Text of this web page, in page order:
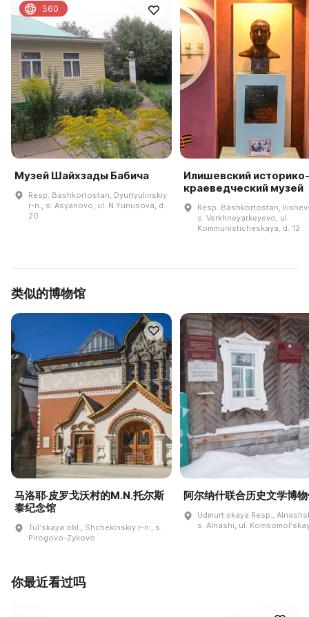
Музей Шайхзады Бабича
Resp. Bashkortostan, Dyurtyulinskiy
r-n., s. Asyanovo, ul. N.Yunusova, d.
20
360
Илишевский историко-
краеведческий музей
Resp. Bashkortostan,
s. Verkhneyarkeyevo, ul.
Kommunisticheskaya, d. 12
类似的博物馆
马洛耶·皮罗戈沃村的M.N.托尔斯
泰纪念馆
Tulʹskaya obl., Shchekinskiy r-n., s.
Pirogovo-Zykovo
阿尔纳什联合历史文学博
Udmurt·skaya Resp.,
s. Alnashi, ul.
你最近看过吗